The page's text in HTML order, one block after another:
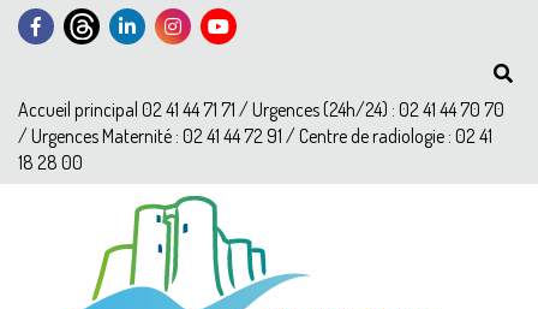
Accueil principal 02 41 44 71 71 / Urgences (24h/24) : 02 41 44 70 70
/ Urgences Maternité : 02 41 44 72 91 / Centre de radiologie : 02 41
18 28 00